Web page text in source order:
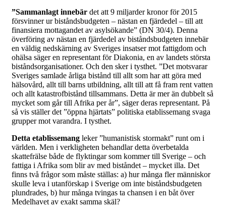
”Sammanlagt innebär det att 9 miljarder kronor för 2015
försvinner ur biståndsbudgeten – nästan en fjärdedel – till att
finansiera mottagandet av asylsökande” (DN 30/4). Denna
överföring av nästan en fjärdedel av biståndsbudgeten innebär
en väldig nedskärning av Sveriges insatser mot fattigdom och
ohälsa säger en representant för Diakonia, en av landets största
biståndsorganisationer. Och den sker i tysthet. ”Det motsvarar
Sveriges samlade årliga bistånd till allt som har att göra med
hälsovård, allt till barns utbildning, allt till att få fram rent vatten
och allt katastrofbistånd tillsammans. Detta är mer än dubbelt så
mycket som går till Afrika per år”, säger deras representant. På
så vis ställer det ”öppna hjärtats” politiska etablissemang svaga
grupper mot varandra. I tysthet.
Detta etablissemang leker ”humanistisk stormakt” runt om i
världen. Men i verkligheten behandlar detta överbetalda
skattefrälse både de flyktingar som kommer till Sverige – och
fattiga i Afrika som blir av med biståndet – mycket illa. Det
finns två frågor som måste ställas: a) hur många fler människor
skulle leva i utanförskap i Sverige om inte biståndsbudgeten
plundrades, b) hur många tvingas ta chansen i en båt över
Medelhavet av exakt samma skäl?